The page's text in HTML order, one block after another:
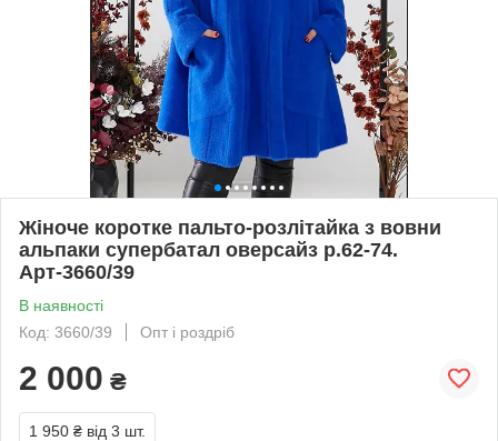
Жіноче коротке пальто-розлітайка з вовни
альпаки супербатал оверсайз р.62-74.
Арт-3660/39
В наявності
Код: 3660/39
Опт і роздріб
2 000 ₴
1 950 ₴ від 3 шт.